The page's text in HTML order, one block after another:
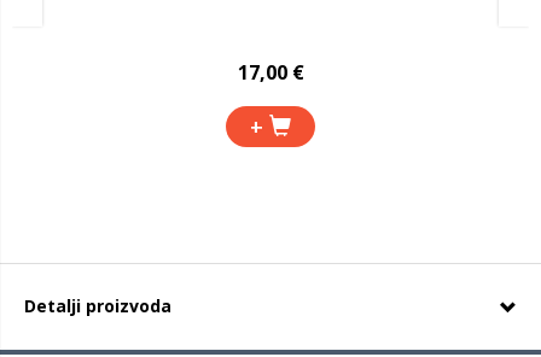
17,00 €
+
Detalji proizvoda